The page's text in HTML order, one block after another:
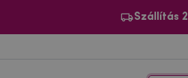
Szállítás